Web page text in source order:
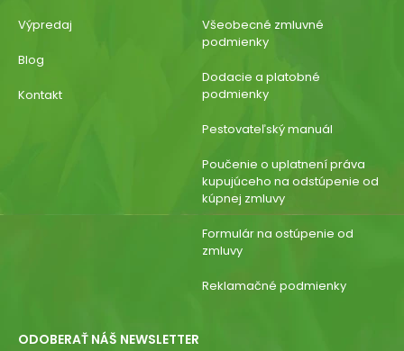
Výpredaj
Blog
Kontakt
Všeobecné zmluvné
podmienky
Dodacie a platobné
podmienky
Pestovateľský manuál
Poučenie o uplatnení práva
kupujúceho na odstúpenie od
kúpnej zmluvy
Formulár na ostúpenie od
zmluvy
Reklamačné podmienky
ODOBERAŤ NÁŠ NEWSLETTER